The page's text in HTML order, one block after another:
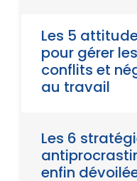
Les 5
pour gérer les
conflits et
au travail
Les 6
enfin